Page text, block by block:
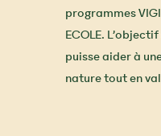
programmes
ECOLE.
puisse aider à
nature tout en